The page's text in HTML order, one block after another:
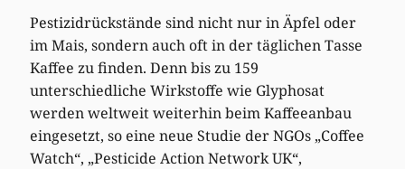
Pestizidrückstände sind nicht nur in Äpfel oder
im Mais, sondern auch oft in der täglichen Tasse
Kaffee zu finden. Denn bis zu 159
unterschiedliche Wirkstoffe wie Glyphosat
werden weltweit weiterhin beim Kaffeeanbau
eingesetzt, so eine neue Studie der NGOs „Coffee
Watch“, „Pesticide Action Network UK“,